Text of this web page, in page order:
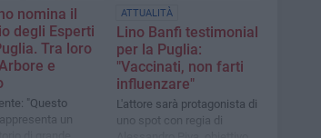
nomina il
degli Esperti
Tra loro
e
"Questo
un
ATTUALITÀ
Lino Banfi testimonial
per la Puglia:
"Vaccinati, non farti
influenzare"
L'attore sarà protagonista di
uno spot con regia di